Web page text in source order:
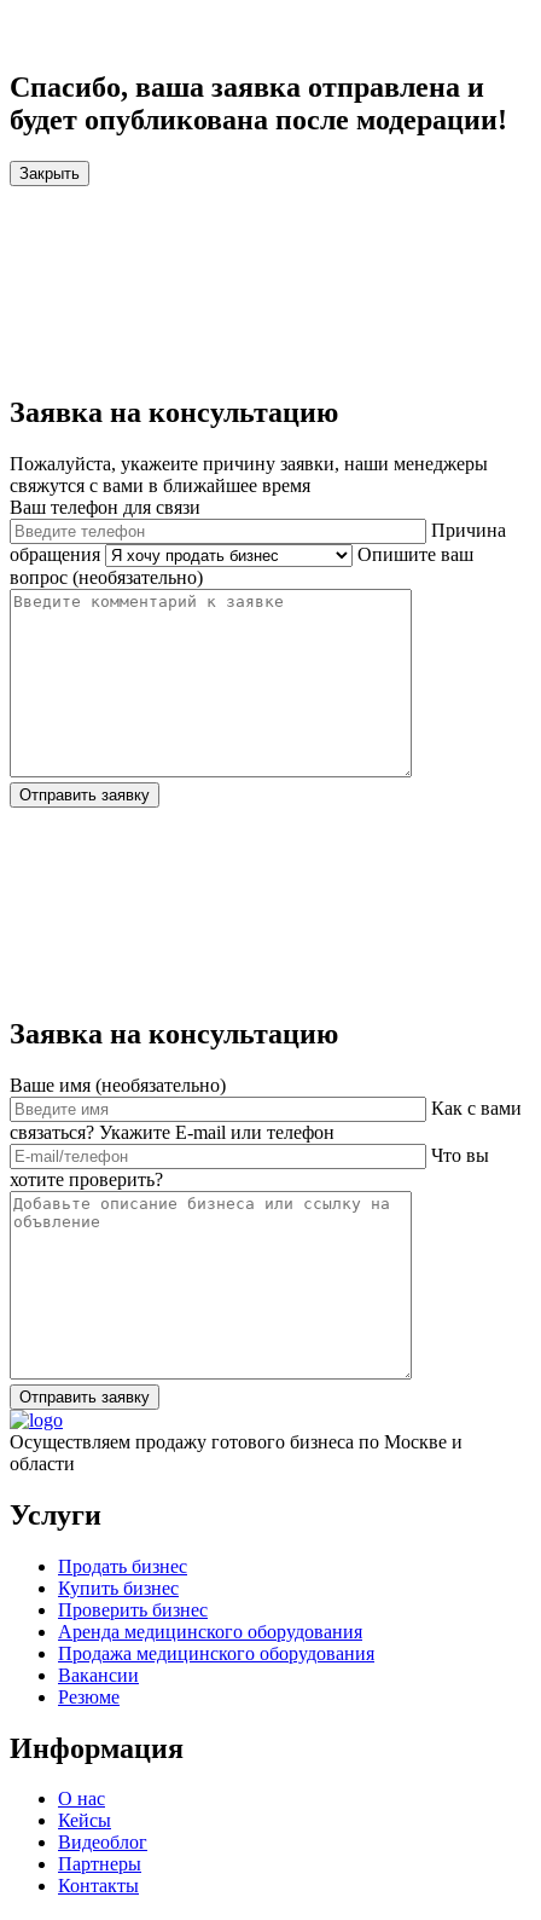
Спасибо, ваша заявка отправлена и
будет опубликована после модерации!
Закрыть
Заявка на консультацию
Пожалуйста, укажеите причину заявки, наши менеджеры
свяжутся с вами в ближайшее время
Ваш телефон для связи
Причина
обращения
Опишите ваш
вопрос (необязательно)
Отправить заявку
Заявка на консультацию
Ваше имя (необязательно)
Как с вами
связаться? Укажите E-mail или телефон
Что вы
хотите проверить?
Отправить заявку
Осуществляем продажу готового бизнеса по Москве и
области
Услуги
Продать бизнес
Купить бизнес
Проверить бизнес
Аренда медицинского оборудования
Продажа медицинского оборудования
Вакансии
Резюме
Информация
О нас
Кейсы
Видеоблог
Партнеры
Контакты